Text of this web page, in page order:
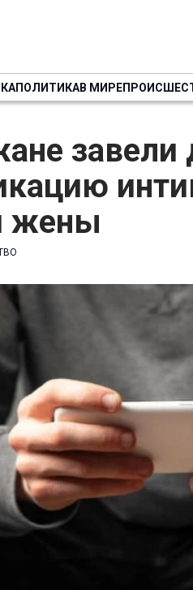
ПОЛИТИКАВ МИРЕ
завели
жены